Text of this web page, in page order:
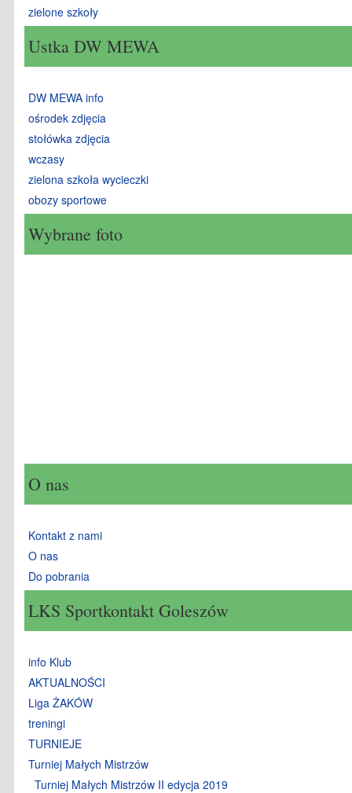
zielone szkoły
Ustka DW MEWA
DW MEWA info
ośrodek zdjęcia
stołówka zdjęcia
wczasy
zielona szkoła wycieczki
obozy sportowe
Wybrane foto
O nas
Kontakt z nami
O nas
Do pobrania
LKS Sportkontakt Goleszów
info Klub
AKTUALNOŚCI
Liga ŻAKÓW
treningi
TURNIEJE
Turniej Małych Mistrzów
Turniej Małych Mistrzów II edycja 2019